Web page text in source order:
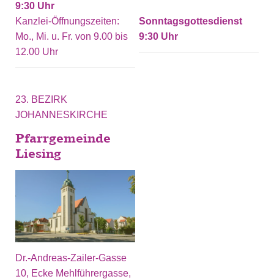
9:30
Kanzlei-Öffnungszeiten:
Mo., Mi. u. Fr. von 9.00 bis
12.00 Uhr
Sonntagsgottesdienst
9:30
23. BEZIRK
JOHANNESKIRCHE
Pfarrgemeinde
Liesing
Dr.-Andreas-Zailer-Gasse
10, Ecke Mehlführergasse,